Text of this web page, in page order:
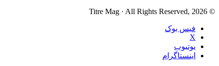
© Titre Mag · All Rights Reserved, 2026
فیس بوک
X
یوتیوب
اینستاگرام